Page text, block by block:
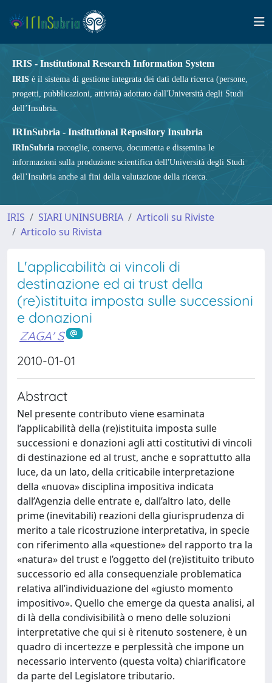
IRIS - Institutional Research Information System
IRIS è il sistema di gestione integrata dei dati della ricerca (persone,
progetti, pubblicazioni, attività) adottato dall'Università degli Studi
dell’Insubria.
IRInSubria - Institutional Repository Insubria
IRInSubria raccoglie, conserva, documenta e dissemina le
informazioni sulla produzione scientifica dell'Università degli Studi
dell’Insubria anche ai fini della valutazione della ricerca.
IRIS SIARI UNINSUBRIA
Articoli su Riviste
Articolo su Rivista
L'applicabilità ai vincoli di
destinazione ed ai trust della
(re)istituita imposta sulle successioni
e donazioni
ZAGA' S
2010-01-01
Abstract
Nel presente contributo viene esaminata
l’applicabilità della (re)istituita imposta sulle
successioni e donazioni agli atti costitutivi di vincoli
di destinazione ed al trust, anche e soprattutto alla
luce, da un lato, della criticabile interpretazione
della «nuova» disciplina impositiva indicata
dall’Agenzia delle entrate e, dall’altro lato, delle
prime (inevitabili) reazioni della giurisprudenza di
merito a tale ricostruzione interpretativa, in specie
con riferimento alla «questione» del rapporto tra la
«natura» del trust e l’oggetto del (re)istituito tributo
successorio ed alla consequenziale problematica
relativa all’individuazione del «giusto momento
impositivo». Quello che emerge da questa analisi, al
di là della condivisibilità o meno delle soluzioni
interpretative che qui si è ritenuto sostenere, è un
quadro di incertezze e perplessità che impone un
necessario intervento (questa volta) chiarificatore
da parte del Legislatore tributario.